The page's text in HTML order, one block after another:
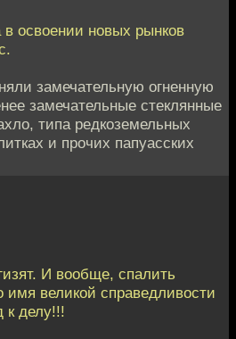
освоении новых рынков
замечательную огненную
замечательные стеклянные
типа редкоземельных
и прочих папуасских
И вообще, спалить
имя великой справедливости
к делу!!!